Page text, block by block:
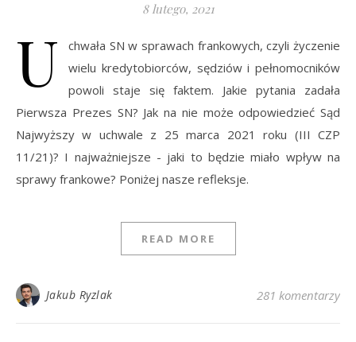
8 lutego, 2021
U
chwała SN w sprawach frankowych, czyli życzenie
wielu kredytobiorców, sędziów i pełnomocników
powoli staje się faktem. Jakie pytania zadała
Pierwsza Prezes SN? Jak na nie może odpowiedzieć Sąd
Najwyższy w uchwale z 25 marca 2021 roku (III CZP
11/21)? I najważniejsze - jaki to będzie miało wpływ na
sprawy frankowe? Poniżej nasze refleksje.
READ MORE
Jakub Ryzlak 281 komentarzy